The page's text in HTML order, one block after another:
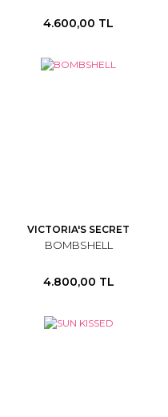
4.600,00 TL
VICTORIA'S SECRET
BOMBSHELL
4.800,00 TL